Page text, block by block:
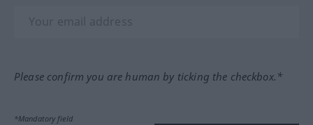
Please confirm you are human by ticking the checkbox.*
*Mandatory field